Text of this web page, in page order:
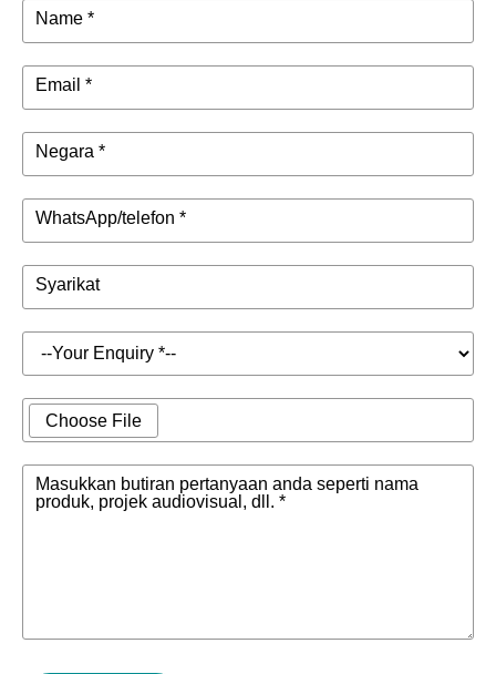
Name *
Email *
Negara *
WhatsApp/telefon *
Syarikat
Choose File
Masukkan butiran pertanyaan anda seperti nama
produk, projek audiovisual, dll. *